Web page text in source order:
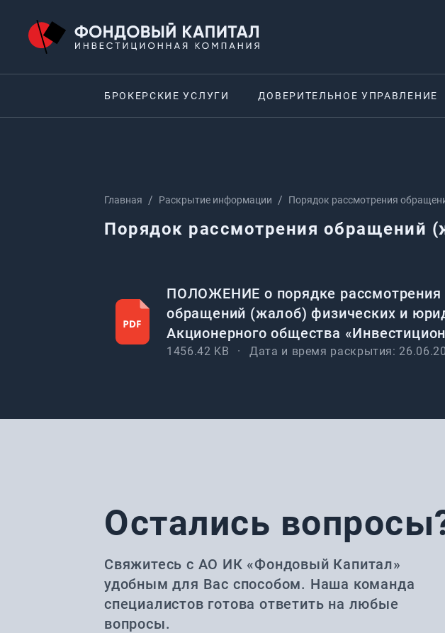
БРОКЕРСКИЕ УСЛУГИ ДОВЕРИТЕЛЬНОЕ УПРАВЛЕНИЕ
Главная Раскрытие информации Порядок рассмотрения
Порядок рассмотрения обращений
ПОЛОЖЕНИЕ о порядке рассмотрения
обращений (жалоб) физических и
Акционерного общества
1456.42 KB Дата и время раскрытия:
Остались
Свяжитесь с АО ИК «Фондовый Капитал»
удобным для Вас способом. Наша команда
специалистов готова ответить на любые
вопросы.